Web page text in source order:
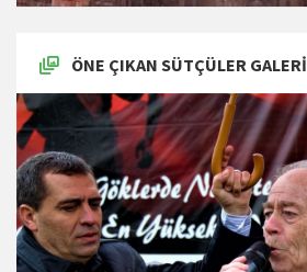
ÖNE ÇIKAN SÜTÇÜLER GALERI